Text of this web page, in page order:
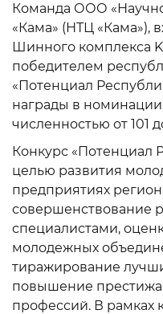
Команда ООО
«Кама» (НТЦ «Кама»),
Шинного комплекса
победителем
«Потенциал
награды в
численностью от 101
Конкурс «Потенциал
целью развития
предприятиях
совершенствование
специалистами,
молодежных
тиражирование
повышение
профессий. В рамках